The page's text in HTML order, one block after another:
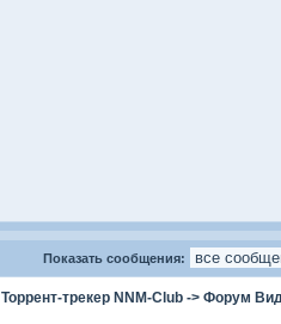
Показать сообщения:
Торрент-трекер NNM-Club -> Форум